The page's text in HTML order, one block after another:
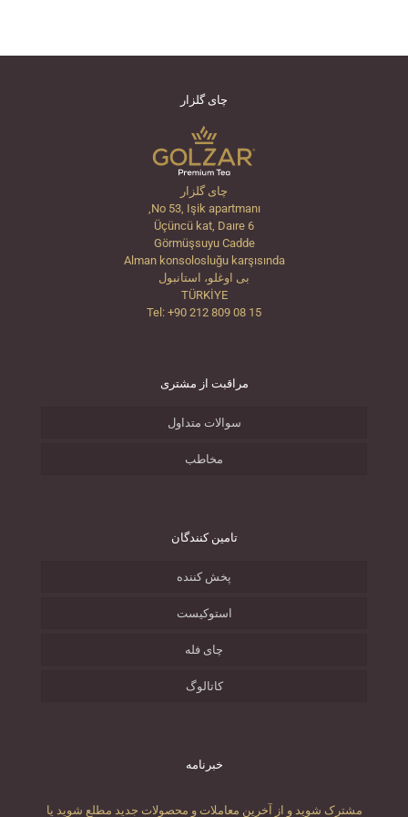
چای گلزار
چای گلزار
No 53, Işik apartmanı,
Üçüncü kat, Daıre 6
Görmüşsuyu Cadde
Alman konsolosluğu karşısında
بی اوغلو، استانبول
TÜRKİYE
Tel: +90 212 809 08 15
مراقبت از مشتری
سوالات متداول
مخاطب
تامین کنندگان
پخش کننده
استوکیست
چای فله
کاتالوگ
خبرنامه
مشترک شوید و از آخرین معاملات و محصولات جدید مطلع شوید یا